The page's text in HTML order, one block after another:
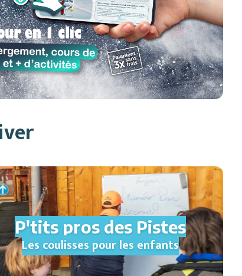
P'tits pros des Pistes
Les coulisses pour les enfants